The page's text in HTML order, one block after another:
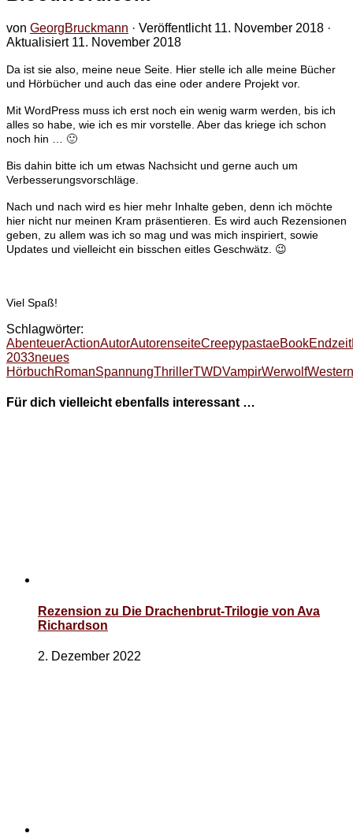
von GeorgBruckmann · Veröffentlicht 11. November 2018 ·
Aktualisiert 11. November 2018
Da ist sie also, meine neue Seite. Hier stelle ich alle meine Bücher
und Hörbücher und auch das eine oder andere Projekt vor.
Mit WordPress muss ich erst noch ein wenig warm werden, bis ich
alles so habe, wie ich es mir vorstelle. Aber das kriege ich schon
noch hin … 🙂
Bis dahin bitte ich um etwas Nachsicht und gerne auch um
Verbesserungsvorschläge.
Nach und nach wird es hier mehr Inhalte geben, denn ich möchte
hier nicht nur meinen Kram präsentieren. Es wird auch Rezensionen
geben, zu allem was ich so mag und was mich inspiriert, sowie
Updates und vielleicht ein bisschen eitles Geschwätz. 😉
Viel Spaß!
Schlagwörter:
AbenteuerActionAutorAutorenseiteCreepypastaeBookEndzeit
2033neues
HörbuchRomanSpannungThrillerTWDVampirWerwolfWestern
Für dich vielleicht ebenfalls interessant …
Rezension zu Die Drachenbrut-Trilogie von Ava
Richardson
2. Dezember 2022